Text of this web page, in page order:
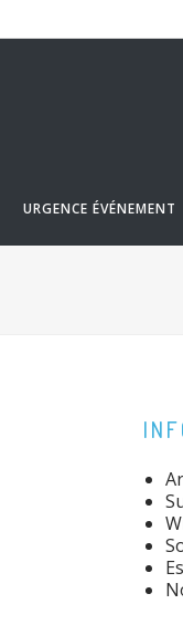
URGENCE ÉVÉNEMENT